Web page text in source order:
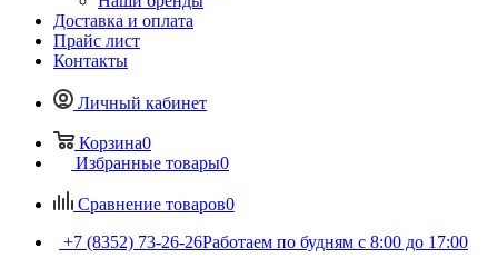
Доставка и оплата
Прайс лист
Контакты
Личный кабинет
Корзина0
Избранные товары0
Сравнение товаров0
+7 (8352) 73-26-26Работаем по будням с 8:00 до 17:00